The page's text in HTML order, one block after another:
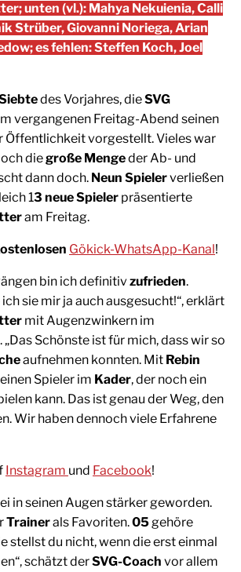
unten (vl.): Mahya Nekuienia, Calli
Strüber, Giovanni Noriega, Arian
es fehlen: Steffen Koch, Joel
des Vorjahres, dieSVG
vergangenen Freitag-Abend seinen
Öffentlichkeit vorgestellt. Vieles war
diegroße Mengeder Ab- und
dann doch. Neun Spielerverließen
13 neue Spieler präsentierte
am Freitag.
Gökick-WhatsApp-Kanal!
bin ich definitivzufrieden.
sie mir ja auch ausgesucht!“, erklärt
mit Augenzwinkern im
Schönste ist für mich, dass wir so
aufnehmen konnten. Mit Rebin
Spieler im Kader, der noch ein
kann. Das ist genau der Weg, den
Wir haben dennoch viele Erfahrene
Instagram und Facebook!
in seinen Augen stärker geworden.
Trainerals Favoriten.05gehöre
stellst du nicht, wenn die erst einmal
schätzt derSVG-Coach vor allem